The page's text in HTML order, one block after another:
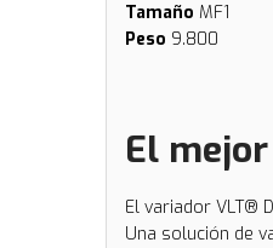
Tamaño MF1
Peso 9.800
El
El variador VLT®
Una solución de